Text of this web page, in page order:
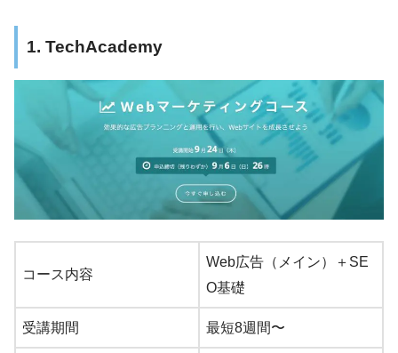
1. TechAcademy
コース内容
Web広告（メイン）＋SE
O基礎
受講期間 最短8週間〜